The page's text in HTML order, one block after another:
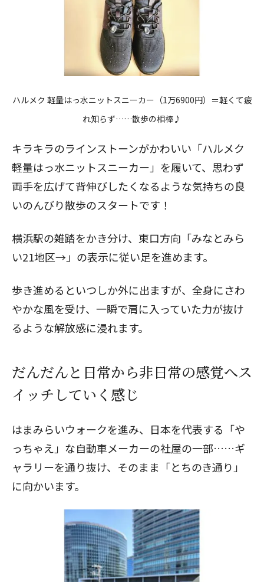
ハルメク 軽量はっ水ニットスニーカー（1万6900円）＝軽くて疲
れ知らず……散歩の相棒♪
キラキラのラインストーンがかわいい「ハルメク
軽量はっ水ニットスニーカー」を履いて、思わず
両手を広げて背伸びしたくなるような気持ちの良
いのんびり散歩のスタートです！
横浜駅の雑踏をかき分け、東口方向「みなとみら
い21地区→」の表示に従い足を進めます。
歩き進めるといつしか外に出ますが、全身にさわ
やかな風を受け、一瞬で肩に入っていた力が抜け
るような解放感に浸れます。
だんだんと日常から非日常の感覚へス
イッチしていく感じ
はまみらいウォークを進み、日本を代表する「や
っちゃえ」な自動車メーカーの社屋の一部……ギ
ャラリーを通り抜け、そのまま「とちのき通り」
に向かいます。